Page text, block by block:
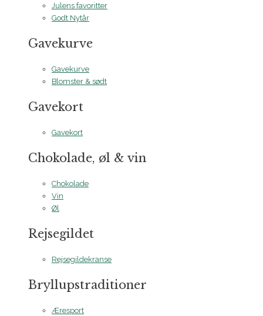
Julens favoritter
Godt Nytår
Gavekurve
Gavekurve
Blomster & sødt
Gavekort
Gavekort
Chokolade, øl & vin
Chokolade
Vin
Øl
Rejsegildet
Rejsegildekranse
Bryllupstraditioner
Æresport